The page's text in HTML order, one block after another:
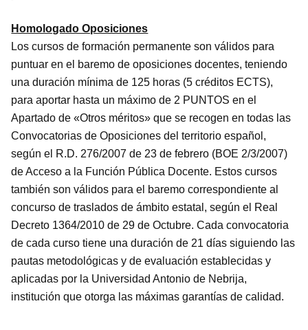
Homologado Oposiciones
Los cursos de formación permanente son válidos para
puntuar en el baremo de oposiciones docentes, teniendo
una duración mínima de 125 horas (5 créditos ECTS),
para aportar hasta un máximo de 2 PUNTOS en el
Apartado de «Otros méritos» que se recogen en todas las
Convocatorias de Oposiciones del territorio español,
según el R.D. 276/2007 de 23 de febrero (BOE 2/3/2007)
de Acceso a la Función Pública Docente. Estos cursos
también son válidos para el baremo correspondiente al
concurso de traslados de ámbito estatal, según el Real
Decreto 1364/2010 de 29 de Octubre. Cada convocatoria
de cada curso tiene una duración de 21 días siguiendo las
pautas metodológicas y de evaluación establecidas y
aplicadas por la Universidad Antonio de Nebrija,
institución que otorga las máximas garantías de calidad.